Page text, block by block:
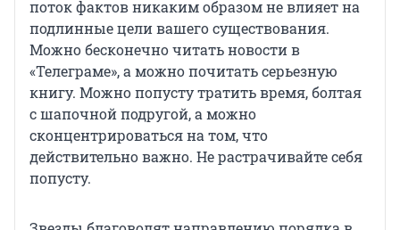
поток фактов никаким образом не влияет на
подлинные цели вашего существования.
Можно бесконечно читать новости в
«Телеграме», а можно почитать серьезную
книгу. Можно попусту тратить время, болтая
с шапочной подругой, а можно
сконцентрироваться на том, что
действительно важно. Не растрачивайте себя
попусту.